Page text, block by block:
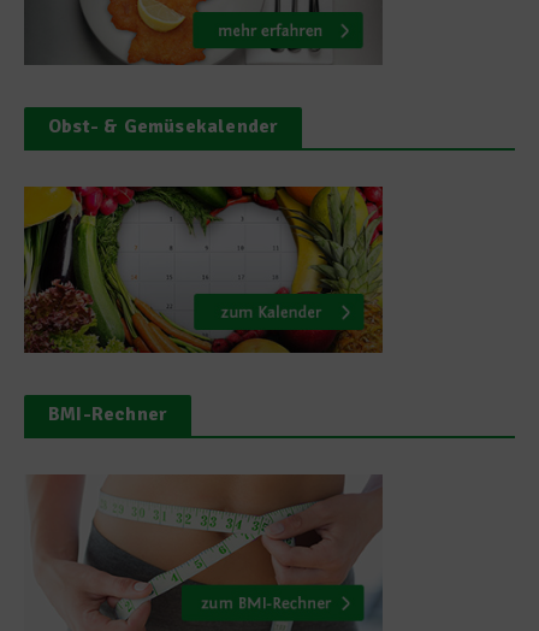
Obst- & Gemüsekalender
BMI-Rechner